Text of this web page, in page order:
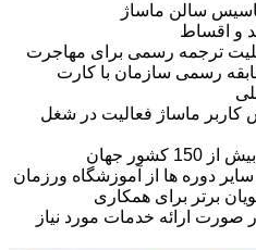
سالن ماساژ
و اقساط
ترجمه رسمی برای مهاجرت
رسمی سازمان با کارت
ماساژ فعالیت در شغل
جهان
دوره ها از آموزشگاه ورزمان
برتر برای همکاری
ارائه خدمات مورد نیاز